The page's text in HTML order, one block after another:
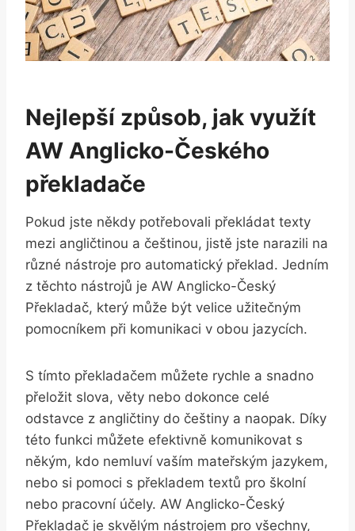
Nejlepší způsob, jak využít
AW Anglicko-Českého
překladače
Pokud jste někdy potřebovali překládat texty
mezi angličtinou a češtinou, jistě jste narazili na
různé nástroje pro automatický překlad. Jedním
z těchto nástrojů je AW Anglicko-Český
Překladač, který může být velice užitečným
pomocníkem při komunikaci v obou jazycích.
S tímto překladačem můžete rychle a snadno
přeložit slova, věty nebo dokonce celé
odstavce z angličtiny do češtiny a naopak. Díky
této funkci můžete efektivně komunikovat s
někým, kdo nemluví vaším mateřským jazykem,
nebo si pomoci s překladem textů pro školní
nebo pracovní účely. AW Anglicko-Český
Překladač je skvělým nástrojem pro všechny,